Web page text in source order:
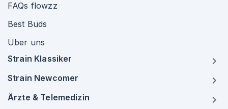
FAQs flowzz
Best Buds
Über uns
Strain Klassiker
Strain Newcomer
Ärzte & Telemedizin